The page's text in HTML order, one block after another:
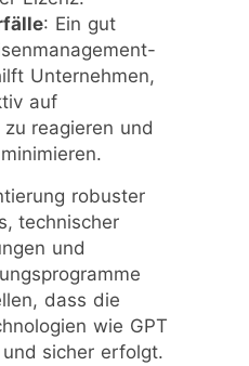
: Ein gut
Unternehmen,
auf
reagieren und
robuster
technischer
und
dass die
wie GPT
sicher erfolgt.